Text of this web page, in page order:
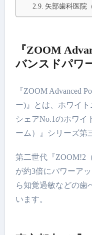
矢部歯科医院
『ZOOM
バンスドパワ
『ZOOM Advanced
ー)』とは、ホワイ
シェアNo.1のホワイ
ーム）』シリーズ第
第二世代『ZOOM!2
が約3倍にパワーア
ら知覚過敏などの歯
います。